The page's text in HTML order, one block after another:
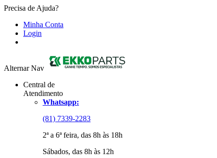
Precisa de Ajuda?
Minha Conta
Login
Alternar Nav
Central de
Atendimento
Whatsapp:
(81) 7339-2283
2ª a 6ª feira, das 8h às 18h
Sábados, das 8h às 12h